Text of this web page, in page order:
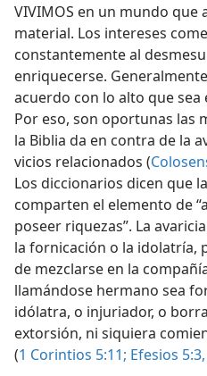
VIVIMOS en un mundo que
material. Los intereses
constantemente al
enriquecerse.
acuerdo con lo alto que sea
Por eso, son oportunas las
la Biblia da en contra de la
vicios relacionados (
Los diccionarios dicen que
comparten el elemento de
poseer riquezas”. La
la fornicación o la idolatría,
de mezclarse en la
llamándose hermano sea
idólatra, o injuriador, o
extorsión, ni siquiera
(1 Corintios 5:11; Efesios 5:3,